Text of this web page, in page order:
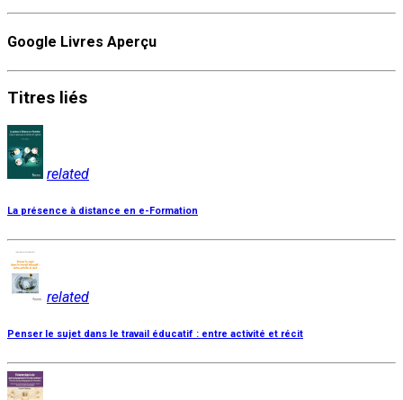
Google Livres Aperçu
Titres liés
related
La présence à distance en e-Formation
related
Penser le sujet dans le travail éducatif : entre activité et récit